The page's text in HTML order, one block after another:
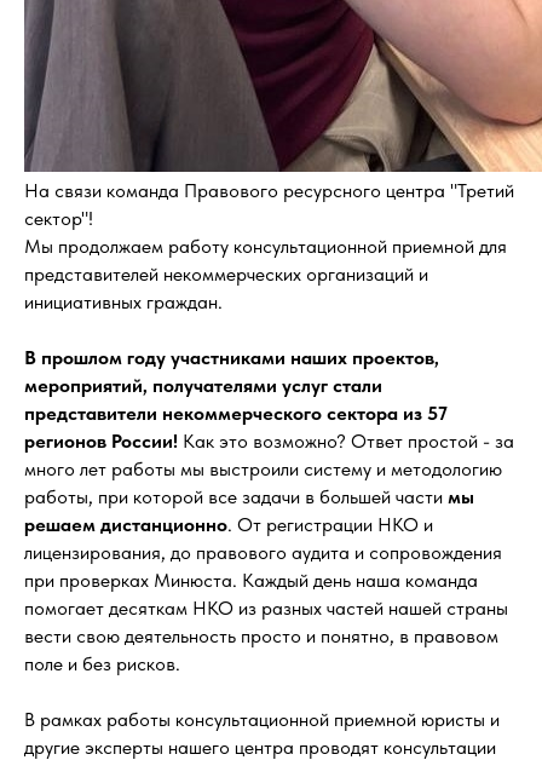
На связи команда Правового ресурсного центра "Третий
сектор"!
Мы продолжаем работу консультационной приемной для
представителей некоммерческих организаций и
инициативных граждан.
В прошлом году участниками наших проектов,
мероприятий, получателями услуг стали
представители некоммерческого сектора из 57
регионов России! Как это возможно? Ответ простой - за
много лет работы мы выстроили систему и методологию
работы, при которой все задачи в большей части мы
решаем дистанционно. От регистрации НКО и
лицензирования, до правового аудита и сопровождения
при проверках Минюста. Каждый день наша команда
помогает десяткам НКО из разных частей нашей страны
вести свою деятельность просто и понятно, в правовом
поле и без рисков.
В рамках работы консультационной приемной юристы и
другие эксперты нашего центра проводят консультации